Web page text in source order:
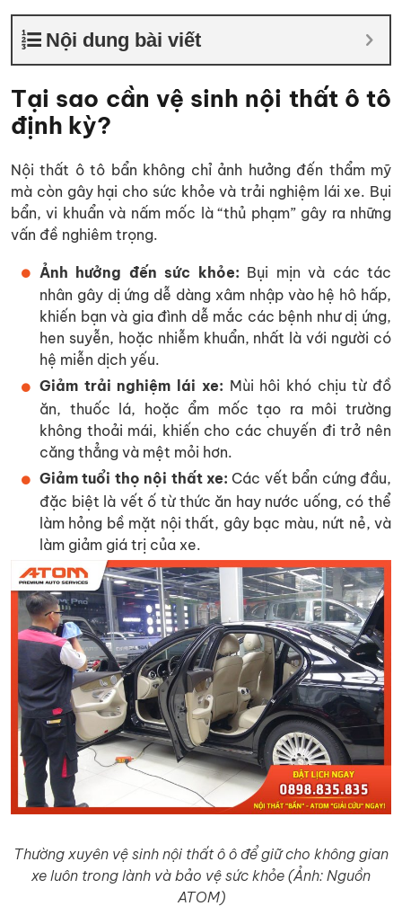
Nội dung bài viết
Tại sao cần vệ sinh nội thất ô tô
định kỳ?
Nội thất ô tô bẩn không chỉ ảnh hưởng đến thẩm mỹ
mà còn gây hại cho sức khỏe và trải nghiệm lái xe. Bụi
bẩn, vi khuẩn và nấm mốc là “thủ phạm” gây ra những
vấn đề nghiêm trọng.
Ảnh hưởng đến sức khỏe: Bụi mịn và các tác
nhân gây dị ứng dễ dàng xâm nhập vào hệ hô hấp,
khiến bạn và gia đình dễ mắc các bệnh như dị ứng,
hen suyễn, hoặc nhiễm khuẩn, nhất là với người có
hệ miễn dịch yếu.
Giảm trải nghiệm lái xe: Mùi hôi khó chịu từ đồ
ăn, thuốc lá, hoặc ẩm mốc tạo ra môi trường
không thoải mái, khiến cho các chuyến đi trở nên
căng thẳng và mệt mỏi hơn.
Giảm tuổi thọ nội thất xe: Các vết bẩn cứng đầu,
đặc biệt là vết ố từ thức ăn hay nước uống, có thể
làm hỏng bề mặt nội thất, gây bạc màu, nứt nẻ, và
làm giảm giá trị của xe.
Thường xuyên vệ sinh nội thất ô ô để giữ cho không gian
xe luôn trong lành và bảo vệ sức khỏe (Ảnh: Nguồn
ATOM)